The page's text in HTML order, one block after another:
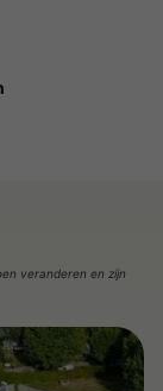
veranderen en zijn